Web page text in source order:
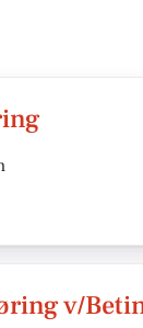
v/